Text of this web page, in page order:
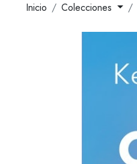
Inicio Colecciones